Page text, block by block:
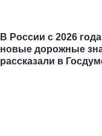
В России с 2026
новые дорожные
рассказали в